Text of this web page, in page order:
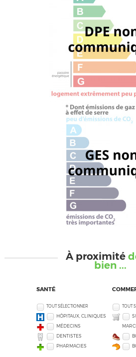
À proximité
bien ...
SANTÉ
TOUT SÉLECTIONNER
HÔPITAUX, CLINIQUES
MÉDECINS
DENTISTES
PHARMACIES
TOUT